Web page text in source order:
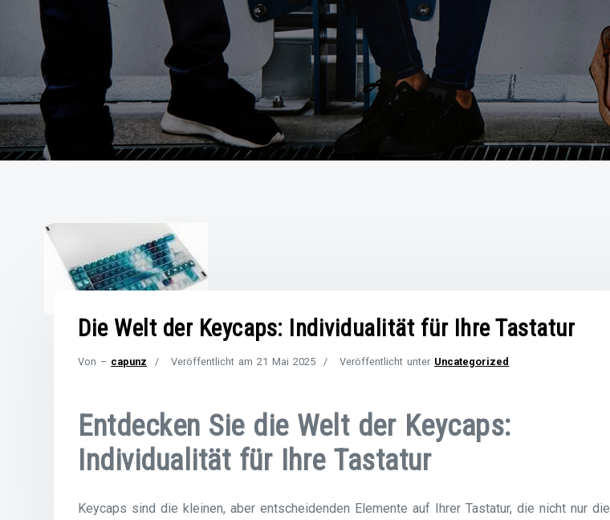
Die Welt der Keycaps: Individualität für Ihre Tastatur
Von – capunz Veröffentlicht am21 Mai 2025 Veröffentlicht unter Uncategorized
Entdecken Sie die Welt der Keycaps:
Individualität für Ihre Tastatur
Keycaps sind die kleinen, aber entscheidenden Elemente auf Ihrer Tastatur, die nicht nur die